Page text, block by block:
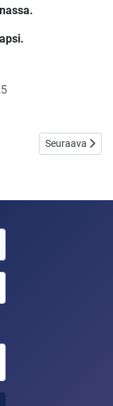
Seuraava
Seuraava
salasana